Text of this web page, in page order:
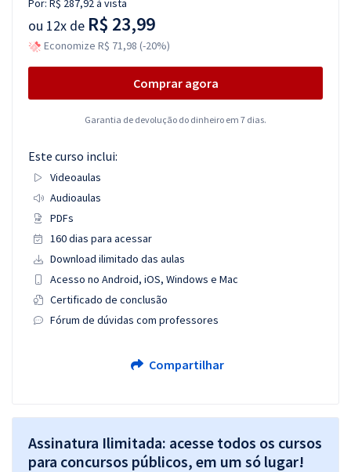
Por: R$ 287,92à vista
ou 12x de R$ 23,99
Economize R$ 71,98 (-20%)
Comprar agora
Garantia de devolução do dinheiro em 7 dias.
Este curso inclui:
Videoaulas
Audioaulas
PDFs
160 dias para acessar
Download ilimitado das aulas
Acesso no Android, iOS, Windows e Mac
Certificado de conclusão
Fórum de dúvidas com professores
Compartilhar
Assinatura Ilimitada: acesse todos os cursos
para concursos públicos, em um só lugar!